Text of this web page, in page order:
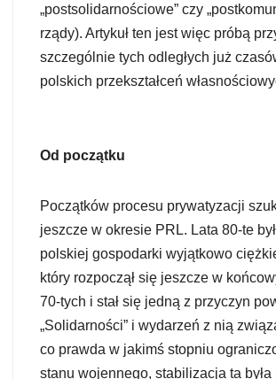
„postsolidarnościowe” czy
rządy). Artykuł ten jest więc próbą
szczególnie tych odległych już
polskich przekształceń
Od początku
Początków procesu prywatyzacji
jeszcze w okresie PRL. Lata 80-te
polskiej gospodarki wyjątkowo
który rozpoczął się jeszcze w
70-tych i stał się jedną z przyczyn
„Solidarności” i wydarzeń z nią
co prawda w jakimś stopniu
stanu wojennego, stabilizacja ta była